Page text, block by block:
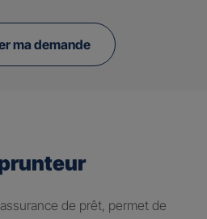
ma demande
de prêt, permet de